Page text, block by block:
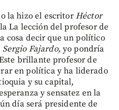
la hizo el escritorHéctor
La lección del profesor de
cosa decir que un político
Sergio Fajardo,yo pondría
brillante profesor de
en política y ha liderado
y su capital,
y sensatez en la
día será presidente de